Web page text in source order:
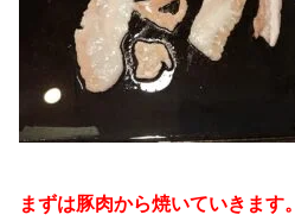
まずは豚肉から焼いていきます。